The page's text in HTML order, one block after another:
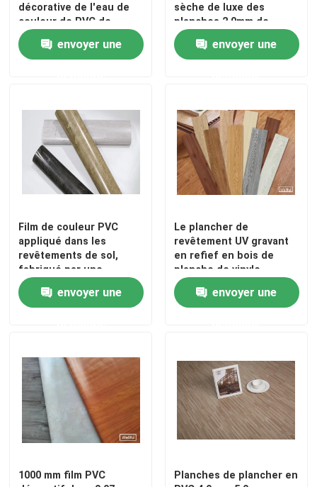
Aperçu
Produits
A propos de nous
décorative de l'eau de
couleur de PVC de
décor de film de grain
élégant en bois
envoyer une
sèche de luxe des
planches 2.0mm de
plancher de PVC de
vinyle de résistance de
envoyer une
Film de couleur PVC
appliqué dans les
revêtements de sol,
fabriqué par une
machine d'impression à
grande vitesse
envoyer une
Le plancher de
revêtement UV gravant
en refief en bois de
planche de vinyle
imperméabilisent
l'épaisseur de 1.8mm
envoyer une
1000 mm film PVC
Planches de plancher en